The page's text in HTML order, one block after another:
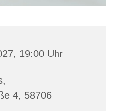
19:00 Uhr
4, 58706